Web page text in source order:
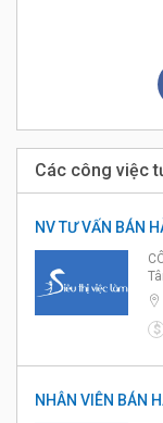
Các công việc
NV TƯ VẤN BÁN
$
NHÂN VIÊN BÁN